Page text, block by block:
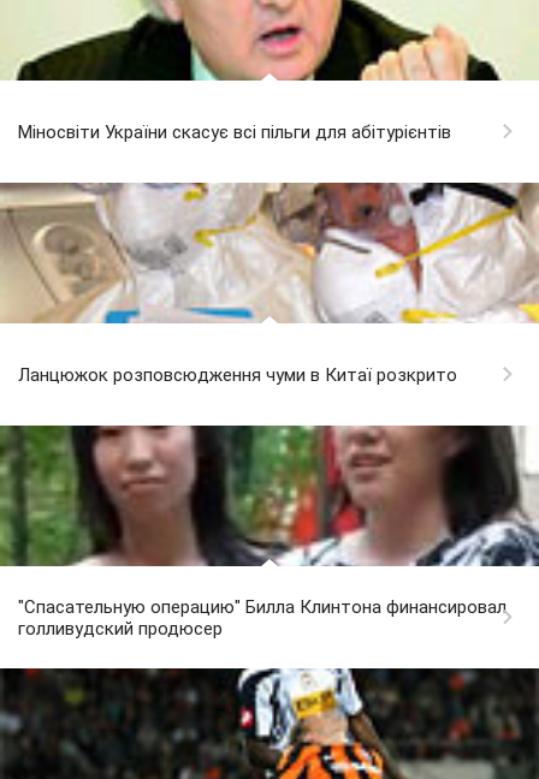
Міносвіти України скасує всі пільги для абітурієнтів
Ланцюжок розповсюдження чуми в Китаї розкрито
"Спасательную операцию" Билла Клинтона финансировал
голливудский продюсер